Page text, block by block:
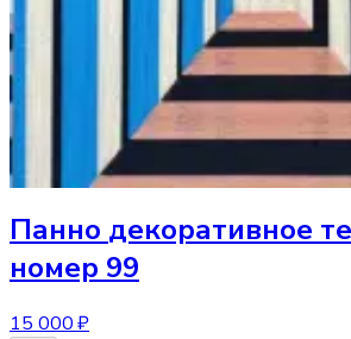
Панно декоративное
номер 99
15 000 ₽